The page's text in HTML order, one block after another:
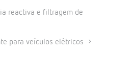
reactiva e filtragem de
para veículos elétricos